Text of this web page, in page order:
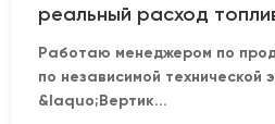
реальный расход
Работаю менеджером по
по независимой технической
&laquo;Вертик...